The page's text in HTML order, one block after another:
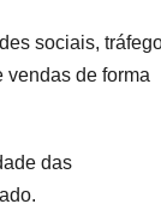
sociais,
vendas de forma
das